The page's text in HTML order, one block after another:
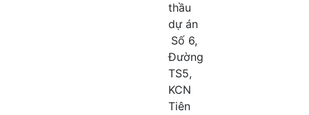
thầu
dự án
Số 6,
Đường
TS5,
KCN
Tiên